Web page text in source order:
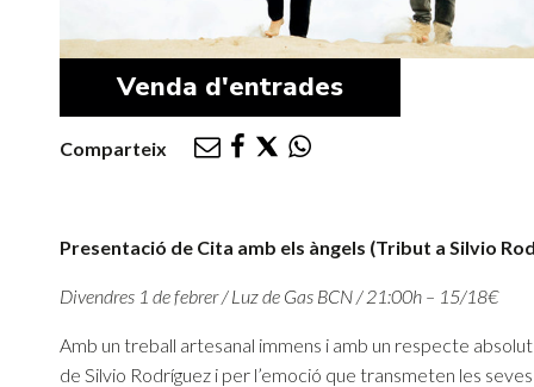
Venda d'entrades
Comparteix
Presentació de Cita amb els àngels (Tribut a Silvio
Divendres 1 de febrer / Luz de Gas BCN / 21:00h – 15/18€
Amb un treball artesanal immens i amb un respecte
de Silvio Rodríguez i per l’emoció que transmeten les